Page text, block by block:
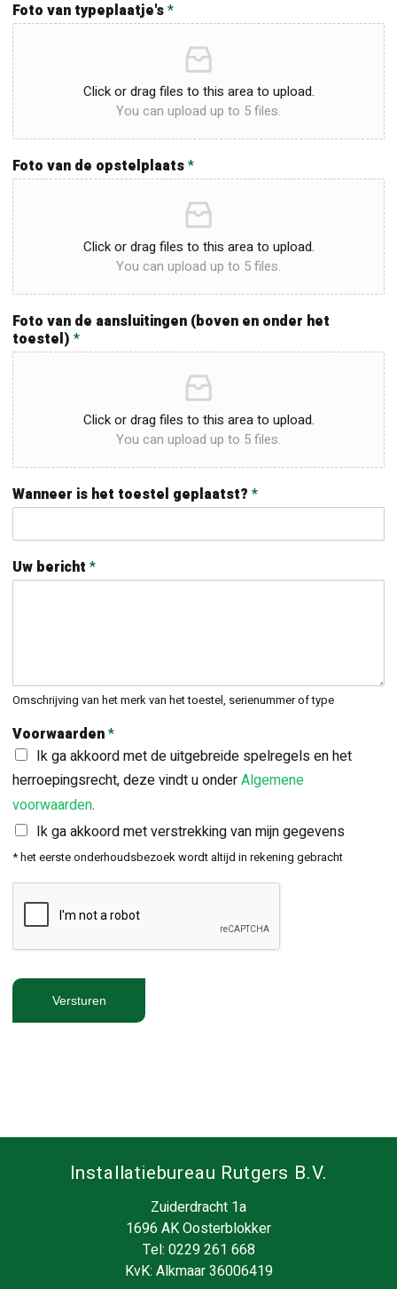
Foto van typeplaatje's*
Click or drag files to this area to upload.
You can upload up to 5 files.
Foto van de opstelplaats*
Click or drag files to this area to upload.
You can upload up to 5 files.
Foto van de aansluitingen (boven en onder het
toestel)*
Click or drag files to this area to upload.
You can upload up to 5 files.
Wanneer is het toestel geplaatst?*
Uw bericht*
Omschrijving van het merk van het toestel, serienummer of type
Voorwaarden*
Ik ga akkoord met de uitgebreide spelregels en het
herroepingsrecht, deze vindt u onderAlgemene
voorwaarden.
Ik ga akkoord met verstrekking van mijn gegevens
* het eerste onderhoudsbezoek wordt altijd in rekening gebracht
Versturen
Installatiebureau Rutgers B.V.
Zuiderdracht 1a
1696 AK Oosterblokker
Tel: 0229 261 668
KvK: Alkmaar 36006419